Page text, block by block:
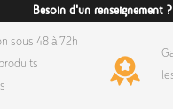
Besoin d'un
sous 48 à 72h